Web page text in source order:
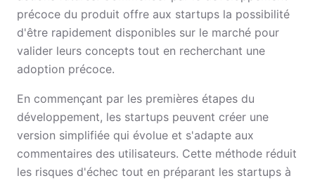
précoce du produit offre aux startups la possibilité
d'être rapidement disponibles sur le marché pour
valider leurs concepts tout en recherchant une
adoption précoce.
En commençant par les premières étapes du
développement, les startups peuvent créer une
version simplifiée qui évolue et s'adapte aux
commentaires des utilisateurs. Cette méthode réduit
les risques d'échec tout en préparant les startups à